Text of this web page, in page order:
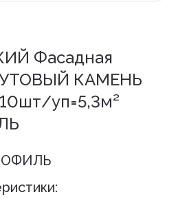
Фасадная
КАМЕНЬ
уп=5,3м²